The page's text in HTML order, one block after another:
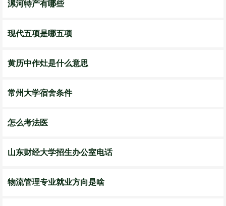
漯河特产有哪些
现代五项是哪五项
黄历中作灶是什么意思
常州大学宿舍条件
怎么考法医
山东财经大学招生办公室电话
物流管理专业就业方向是啥